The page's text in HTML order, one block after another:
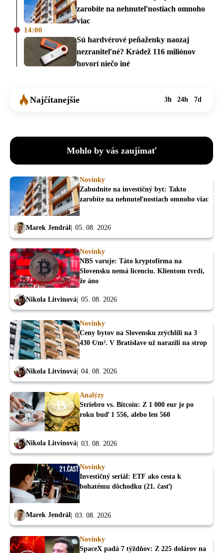
zarobíte na nehnuteľnostiach omnoho
viac
14:00
Sú hardvérové peňaženky naozaj
nezraniteľné? Krádež 116 miliónov
hovorí niečo iné
Najčítanejšie 3h 24h 7d
Mohlo by vás zaujímať
Novinky
Zabudnite na investičný byt: Takto
zarobíte na nehnuteľnostiach omnoho viac
Marek Jendrál 05. 08. 2026
Novinky
NBS varuje: Táto kryptofirma na
Slovensku nemá licenciu. Klientom tvrdí,
že áno
Nikola Litvinová 05. 08. 2026
Novinky
Ceny bytov na Slovensku zrýchlili na 3
430 €/m². V Bratislave už narazili na strop
Nikola Litvinová 04. 08. 2026
Analýzy
Striebro vs. Bitcoin: Z 1 000 eur je po
roku buď 1 556, alebo len 560
Nikola Litvinová 03. 08. 2026
Novinky
Investičný seriál: ETF ako cesta k
bohatému dôchodku (21. časť)
Marek Jendrál 03. 08. 2026
Novinky
SpaceX padá 7 týždňov: Z 225 dolárov na